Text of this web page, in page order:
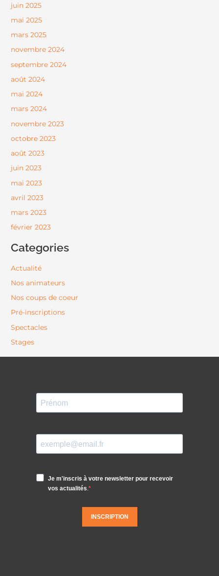
juin 2025
mai 2025
mars 2025
novembre 2024
septembre 2024
août 2024
mai 2024
mars 2024
novembre 2023
octobre 2023
août 2023
juin 2023
mai 2023
avril 2023
mars 2023
février 2023
Categories
Actualité
Nos animateurs
Nos coups de coeur
Pré-inscriptions
Spectacles
Stages